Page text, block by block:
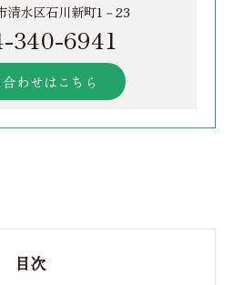
清水区石川新町1－23
340-6941
わせはこちら
目次